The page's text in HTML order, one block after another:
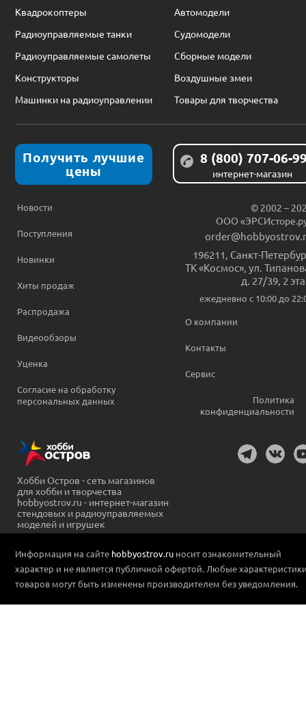
Квадрокоптеры
Автомодели
Радиоуправляемые танки
Судомодели
Радиоуправляемые самолеты
Сборные модели
Конструкторы
Воздушные змеи
Машинки на радиоуправлении
Товары для творчества
Получить лучшие
цены
8 (800) 707-06-
интернет-магазин
Новости
Поступления
Новинки
Хиты продаж
Распродажа
Видеообзоры
Уценка
Согласие на обработку
персональных данных
© 2002 –
ООО
196211 Санкт-
ТК «Космос», ул.
д. 27/39, 2
ежедневно c 10:00 до
О компании
Контакты
Сервис
Политика
конфиденциальности
Хобби Остров - сеть магазинов
для хобби и творчества
hobbyostrov.ru - интернет-магазин
стендовых и радиоуправляемых
моделей и игрушек
Информация на сайте hobbyostrov.ru носит ознакомительный
характер и не является публичной офертой. Любые
товаров могут быть изменены производителем без уведомления.